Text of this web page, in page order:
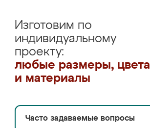
Изготовим по
индивидуальному
проекту:
любые размеры, цвета
и материалы
Часто задаваемые вопросы